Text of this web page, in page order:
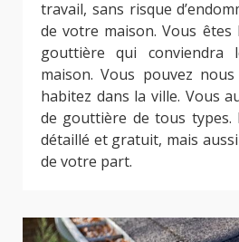
travail, sans risque
de votre maison. Vous
gouttière qui
maison. Vous pouvez
habitez dans la ville. Vous
de gouttière de tous types.
détaillé et gratuit, mais
de votre part.